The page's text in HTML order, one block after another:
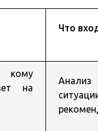
Что
кому
на
Анализ